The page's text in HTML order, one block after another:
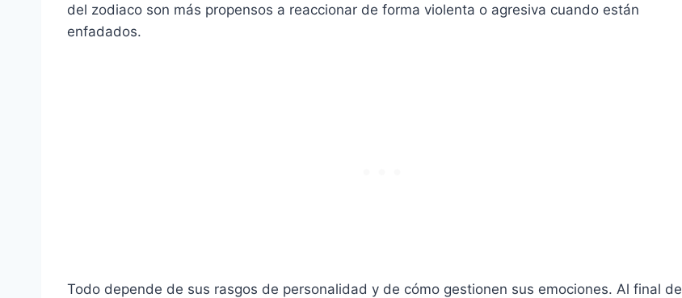
del zodiaco son más propensos a reaccionar de forma violenta o agresiva cuando están
enfadados.
Todo depende de sus rasgos de personalidad y de cómo gestionen sus emociones. Al final de